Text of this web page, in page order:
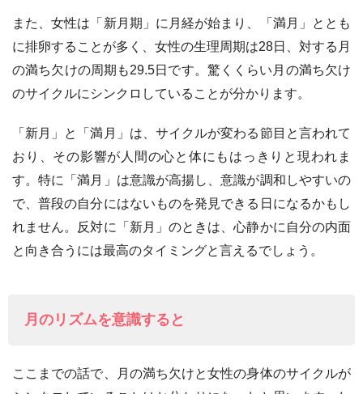
また、女性は「新月期」に月経が始まり、「満月」ととも
に排卵することが多く、女性の生理周期は28日、対する月
の満ち欠けの周期も29.5日です。驚くくらい月の満ち欠け
のサイクルにシンクロしていることが分かります。
「新月」と「満月」は、サイクルが変わる節目と言われて
おり、その影響が人間の心と体にもはっきりと現われま
す。特に「満月」は意識が高揚し、意識が調和しやすいの
で、普段の自分にはないものを発見できる日になるかもし
れません。反対に「新月」のときは、心静かに自分の内面
と向き合うには最高のタイミングと言えるでしょう。
月のリズムを意識すると
ここまでの話で、月の満ち欠けと女性の身体のサイクルが